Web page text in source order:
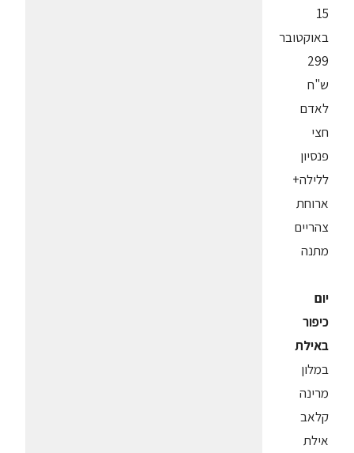
15
באוקטובר
299
ש"ח
לאדם
חצי
פנסיון
ללילה+
ארוחת
צהריים
מתנה
יום
כיפור
באילת
במלון
מרינה
קלאב
אילת